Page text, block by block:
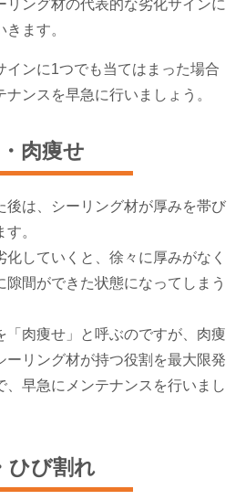
リング材の代表的な劣化サインに
ます。
インに1つでも当てはまった場合
ンスを早急に行いましょう。
・肉痩せ
後は、シーリング材が厚みを帯び
。
していくと、徐々に厚みがなく
隙間ができた状態になってしまう
「肉痩せ」と呼ぶのですが、肉痩
ーリング材が持つ役割を最大限発
、早急にメンテナンスを行いまし
ひび割れ